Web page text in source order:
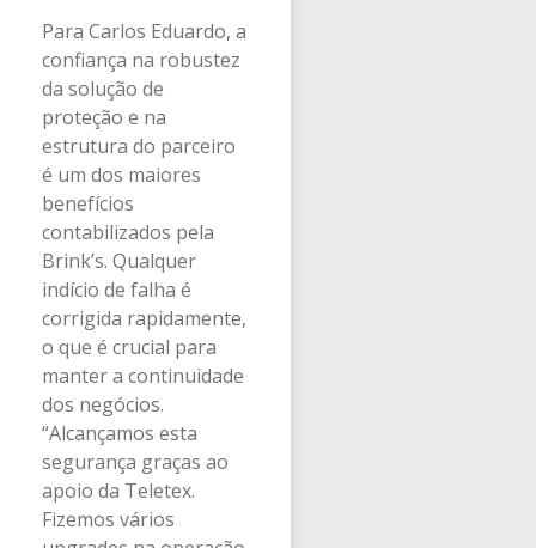
Para Carlos Eduardo, a
confiança na robustez
da solução de
proteção e na
estrutura do parceiro
é um dos maiores
benefícios
contabilizados pela
Brink’s. Qualquer
indício de falha é
corrigida rapidamente,
o que é crucial para
manter a continuidade
dos negócios.
“Alcançamos esta
segurança graças ao
apoio da Teletex.
Fizemos vários